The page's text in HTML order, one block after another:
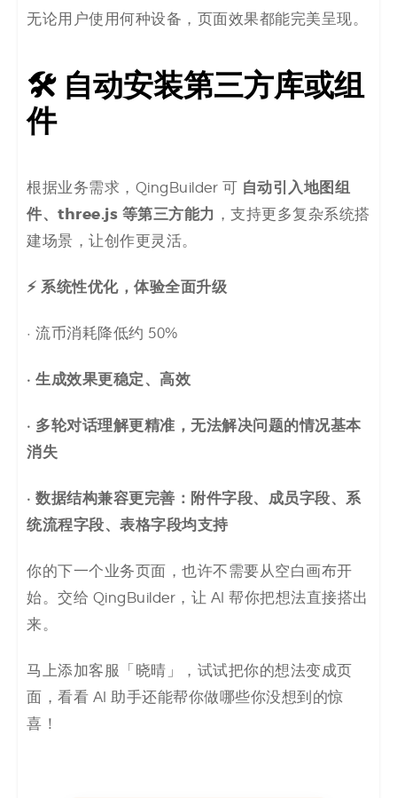
无论用户使用何种设备，页面效果都能完美呈现。
🛠 自动安装第三方库或组
件
根据业务需求，QingBuilder 可
自动引入地图组
件、three.js 等第三方能力 ，支持更多复杂系统搭
建场景，让创作更灵活。
⚡ 系统性优化，体验全面升级
· 流币消耗降低约 50%
· 生成效果更稳定、高效
· 多轮对话理解更精准，无法解决问题的情况基本
消失
· 数据结构兼容更完善：附件字段、成员字段、系
统流程字段、表格字段均支持
你的下一个业务页面，也许不需要从空白画布开
始。交给 QingBuilder，让 AI 帮你把想法直接搭出
来。
马上添加客服「晓晴」，试试把你的想法变成页
面，看看 AI 助手还能帮你做哪些你没想到的惊
喜！